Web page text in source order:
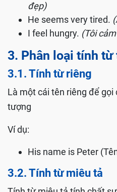
đẹp)
He seems very tired.
I feel hungry. (Tôi
3. Phân loại tính từ
3.1. Tính từ riêng
Là một cái tên riêng để gọi
tượng
Ví dụ:
His name is Peter
3.2. Tính từ miêu tả